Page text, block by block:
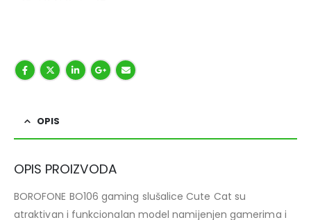
OPIS
OPIS PROIZVODA
BOROFONE BO106 gaming slušalice Cute Cat su
atraktivan i funkcionalan model namijenjen gamerima i